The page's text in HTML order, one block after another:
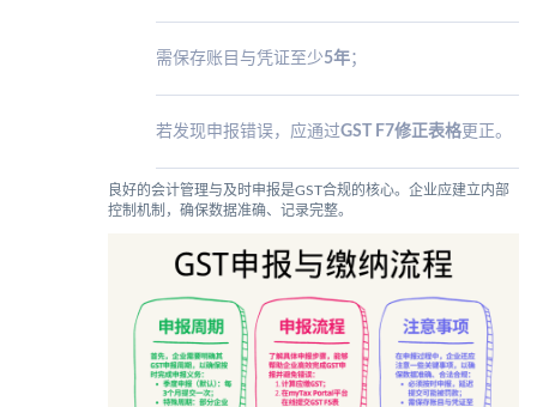
需保存账目与凭证至少5年；
若发现申报错误，应通过GST F7修正表格更正。
良好的会计管理与及时申报是GST合规的核心。企业应建立内部
控制机制，确保数据准确、记录完整。